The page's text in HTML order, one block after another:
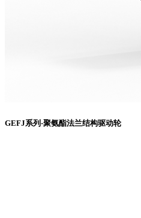
GEFJ系列-聚氨酯法兰结构驱动轮